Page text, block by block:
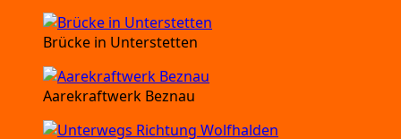
Brücke in Unterstetten
Aarekraftwerk Beznau